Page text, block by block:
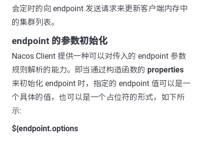
会定时的向 endpoint 发送请求来更新客户端内存中
的集群列表。
endpoint 的参数初始化
Nacos Client 提供一种可以对传入的 endpoint 参数
规则解析的能力。即当通过构造函数的 properties
来初始化 endpoint 时，指定的 endpoint 值可以是一
个具体的值，也可以是一个占位符的形式，如下所
示:
${endpoint.options